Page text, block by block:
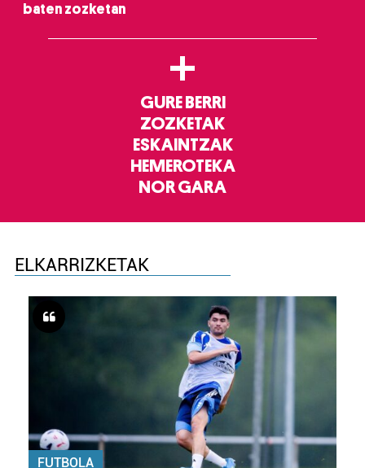
baten zozketan
+
GURE BERRI
ZOZKETAK
ESKAINTZAK
HEMEROTEKA
NOR GARA
ELKARRIZKETAK
FUTBOLA